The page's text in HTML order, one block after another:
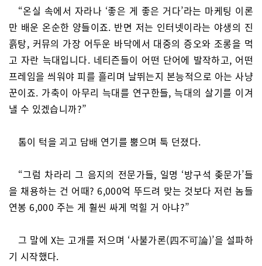
“온실 속에서 자라나 ‘좋은 게 좋은 거다’라는 마케팅 이론
만 배운 온순한 양들이죠. 반면 저는 인터넷이라는 야생의 진
흙탕, 커뮤의 가장 어두운 바닥에서 대중의 증오와 조롱을 먹
고 자란 늑대입니다. 네티즌들이 어떤 단어에 발작하고, 어떤
프레임을 씌워야 피를 흘리며 날뛰는지 본능적으로 아는 사냥
꾼이죠. 가축이 아무리 늑대를 연구한들, 늑대의 살기를 이겨
낼 수 있겠습니까?”
톰이 턱을 괴고 담배 연기를 뿜으며 툭 던졌다.
“그럼 차라리 그 음지의 전문가들, 일명 ‘방구석 좆문가’들
을 채용하는 건 어때? 6,000억 뚜드려 맞는 것보다 저런 놈들
연봉 6,000 주는 게 훨씬 싸게 먹힐 거 아냐?”
그 말에 X는 고개를 저으며 ‘사불가론(四不可論)’을 설파하
기 시작했다.